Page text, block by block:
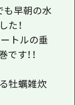
も早朝の水
た！
トルの垂
す！！
牡蠣雑炊